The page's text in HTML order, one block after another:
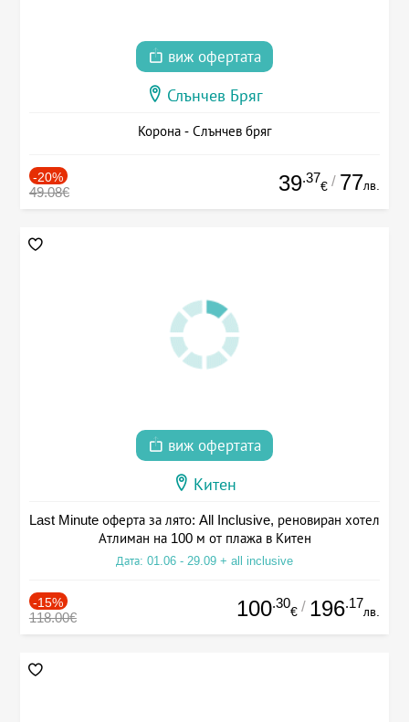
виж офертата
Слънчев Бряг
Корона - Слънчев бряг
-20%
49.08€ 39.37
€ / 77лв.
виж офертата
Китен
Last Minute оферта за лято: All Inclusive, реновиран хотел
Атлиман на 100 м от плажа в Китен
Дата: 01.06 - 29.09 + all inclusive
-15%
118.00€ 100.30
€ / 196.17
лв.